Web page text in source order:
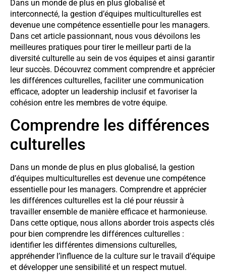
Dans un monde de plus en plus globalisé et
interconnecté, la gestion d’équipes multiculturelles est
devenue une compétence essentielle pour les managers.
Dans cet article passionnant, nous vous dévoilons les
meilleures pratiques pour tirer le meilleur parti de la
diversité culturelle au sein de vos équipes et ainsi garantir
leur succès. Découvrez comment comprendre et apprécier
les différences culturelles, faciliter une communication
efficace, adopter un leadership inclusif et favoriser la
cohésion entre les membres de votre équipe.
Comprendre les différences
culturelles
Dans un monde de plus en plus globalisé, la gestion
d’équipes multiculturelles est devenue une compétence
essentielle pour les managers. Comprendre et apprécier
les différences culturelles est la clé pour réussir à
travailler ensemble de manière efficace et harmonieuse.
Dans cette optique, nous allons aborder trois aspects clés
pour bien comprendre les différences culturelles :
identifier les différentes dimensions culturelles,
appréhender l’influence de la culture sur le travail d’équipe
et développer une sensibilité et un respect mutuel.